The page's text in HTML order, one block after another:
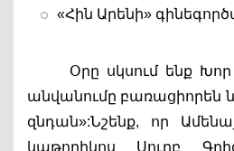
«Հին Արենի»
Օրը սկսում ենք
անվանումը բառացիորեն
զնդան»:Նշենք, որ
կաթողիկոս Սուրբ